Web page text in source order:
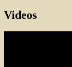
Videos